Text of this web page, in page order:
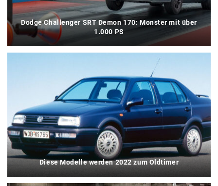
Dodge Challenger SRT Demon 170: Monster mit über
1.000 PS
Diese Modelle werden 2022 zum Oldtimer